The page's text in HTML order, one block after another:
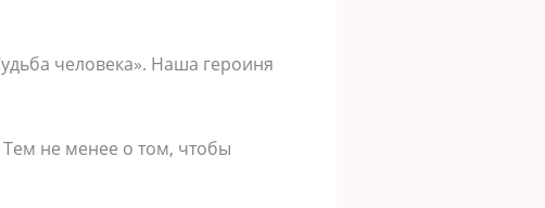
человека». Наша героиня
Тем не менее о том, чтобы